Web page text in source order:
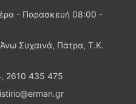
- Παρασκευή 08:00 -
Συχαινά, Πάτρα, Τ.Κ.
2610 435 475